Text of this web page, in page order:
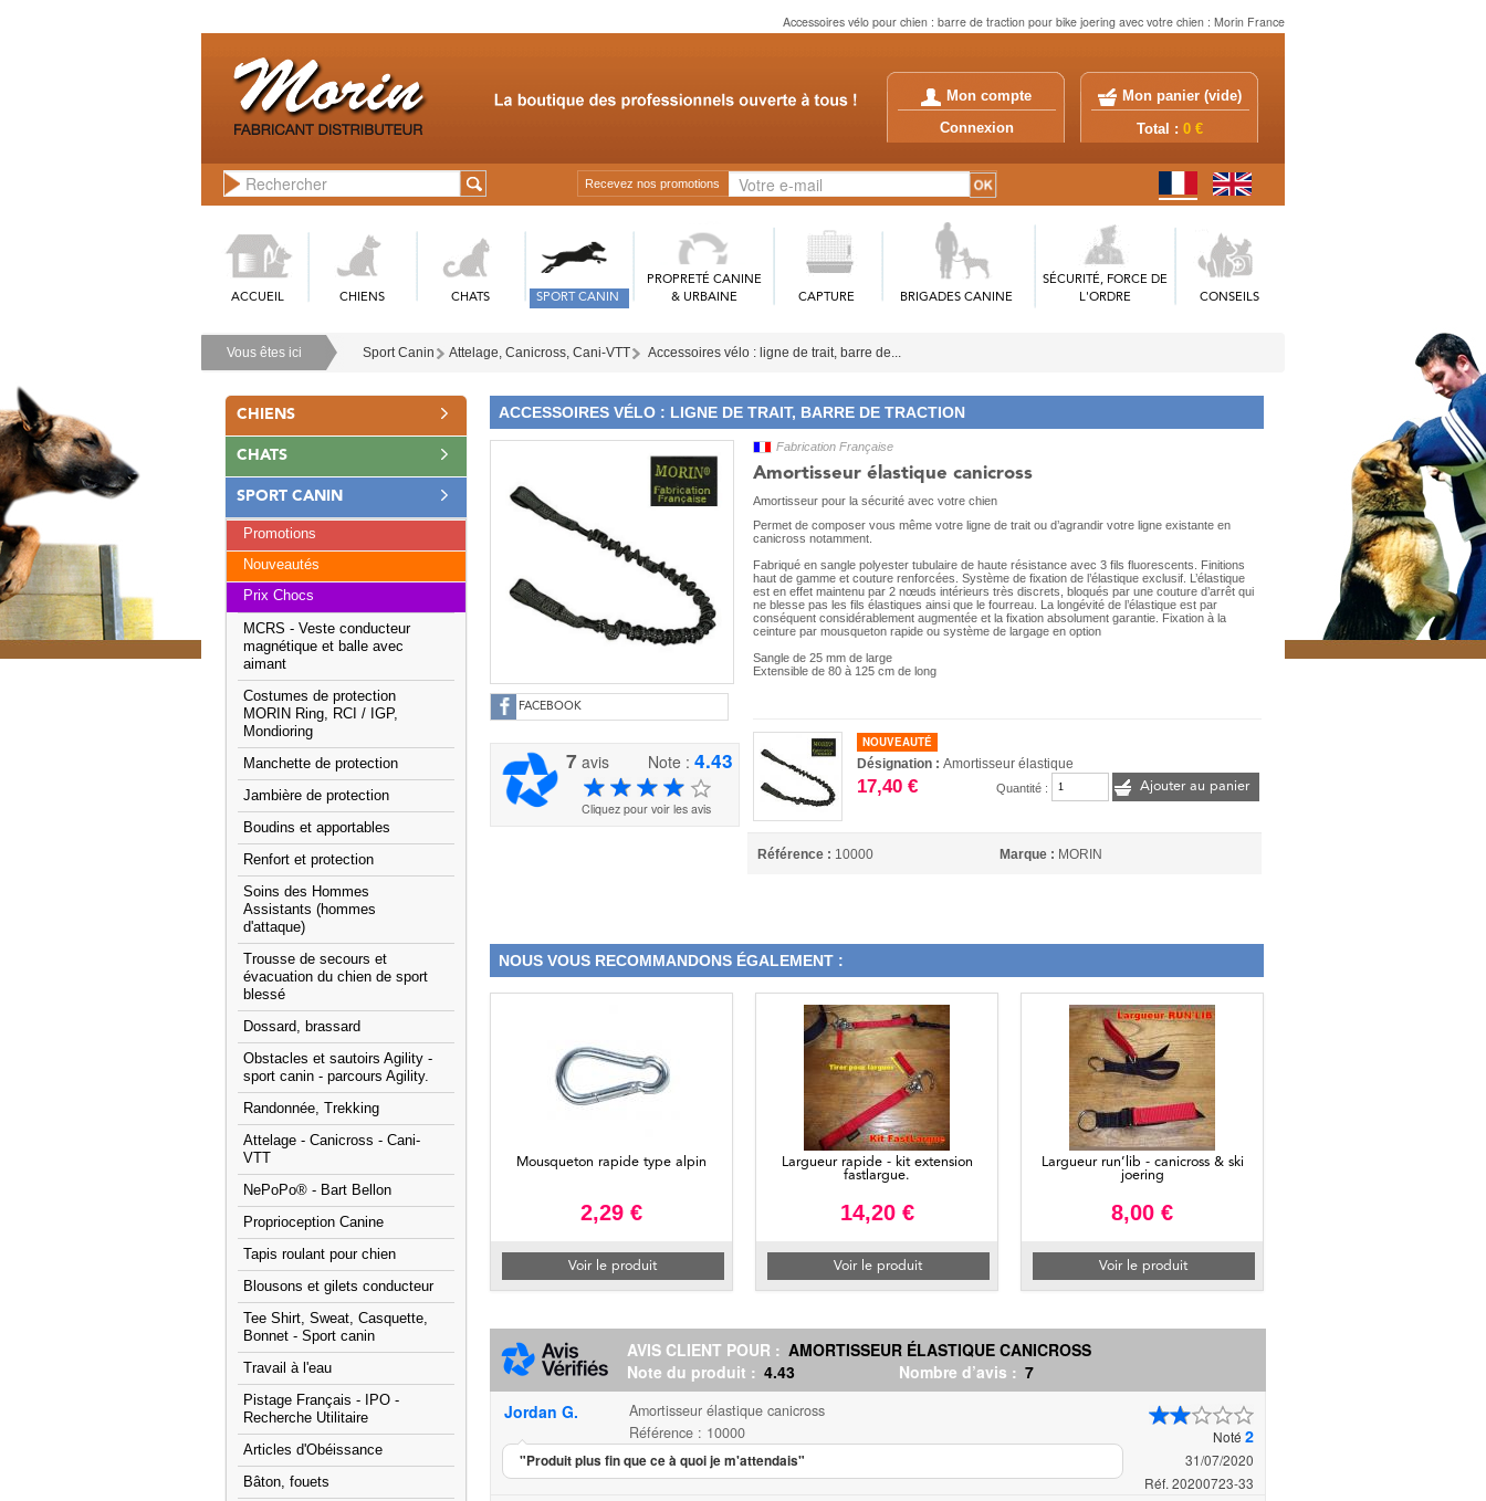
Accessoires vélo pour chien : barre de traction pour bike joering avec votre chien : Morin France
Mon compte
Connexion
Mon panier (vide)
Total : 0 €
Recevez nos promotions
ACCUEIL CHIENS CHATS SPORT CANIN
PROPRETÉ CANINE
& URBAINE
CAPTURE BRIGADES CANINE
SÉCURITÉ, FORCE DE
L'ORDRE
CONSEILS
Vous êtes ici Sport Canin Attelage, Canicross, Cani-VTT Accessoires vélo : ligne de trait, barre de...
CHIENS
CHATS
SPORT CANIN
Promotions
Nouveautés
Prix Chocs
MCRS - Veste conducteur
magnétique et balle avec
aimant
Costumes de protection
MORIN Ring, RCI / IGP,
Mondioring
Manchette de protection
Jambière de protection
Boudins et apportables
Renfort et protection
Soins des Hommes
Assistants (hommes
d'attaque)
Trousse de secours et
évacuation du chien de sport
blessé
Dossard, brassard
Obstacles et sautoirs Agility -
sport canin - parcours Agility.
Randonnée, Trekking
Attelage - Canicross - Cani-
VTT
NePoPo® - Bart Bellon
Proprioception Canine
Tapis roulant pour chien
Blousons et gilets conducteur
Tee Shirt, Sweat, Casquette,
Bonnet - Sport canin
Travail à l'eau
Pistage Français - IPO -
Recherche Utilitaire
Articles d'Obéissance
Bâton, fouets
ACCESSOIRES VÉLO : LIGNE DE TRAIT, BARRE DE TRACTION
FACEBOOK
7 avis Note :4.43
Cliquez pour voir les avis
Fabrication Française
Amortisseur élastique canicross
Amortisseur pour la sécurité avec votre chien
Permet de composer vous même votre ligne de trait ou d’agrandir votre ligne existante en
canicross notamment.
Fabriqué en sangle polyester tubulaire de haute résistance avec 3 fils fluorescents. Finitions
haut de gamme et couture renforcées. Système de fixation de l’élastique exclusif. L’élastique
est en effet maintenu par 2 nœuds intérieurs très discrets, bloqués par une couture d’arrêt qui
ne blesse pas les fils élastiques ainsi que le fourreau. La longévité de l’élastique est par
conséquent considérablement augmentée et la fixation absolument garantie. Fixation à la
ceinture par mousqueton rapide ou système de largage en option
Sangle de 25 mm de large
Extensible de 80 à 125 cm de long
NOUVEAUTÉ
Désignation :Amortisseur élastique
17,40 € Quantité : Ajouter au panier
Référence : 10000 Marque : MORIN
NOUS VOUS RECOMMANDONS ÉGALEMENT :
Mousqueton rapide type alpin
2,29 €
Voir le produit
Largueur rapide - kit extension
fastlargue.
14,20 €
Voir le produit
Largueur run’lib - canicross & ski
joering
8,00 €
Voir le produit
AVIS CLIENT POUR : AMORTISSEUR ÉLASTIQUE CANICROSS
Note du produit : 4.43 Nombre d’avis : 7
Noté 2
31/07/2020
Réf. 20200723-33
Jordan G.
Amortisseur élastique canicross
Référence : 10000
"Produit plus fin que ce à quoi je m'attendais"